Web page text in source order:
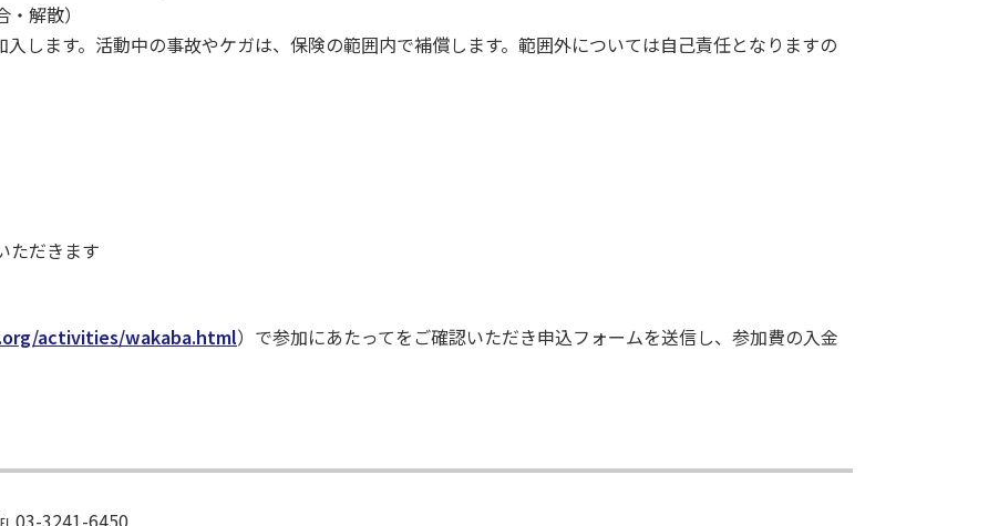
解散）
します。活動中の事故やケガは、保険の範囲内で補償します。範囲外については自己責任となりますの
ただきます
activities/wakaba.html）で参加にあたってをご確認いただき申込フォームを送信し、参加費の入金
03-3241-6450